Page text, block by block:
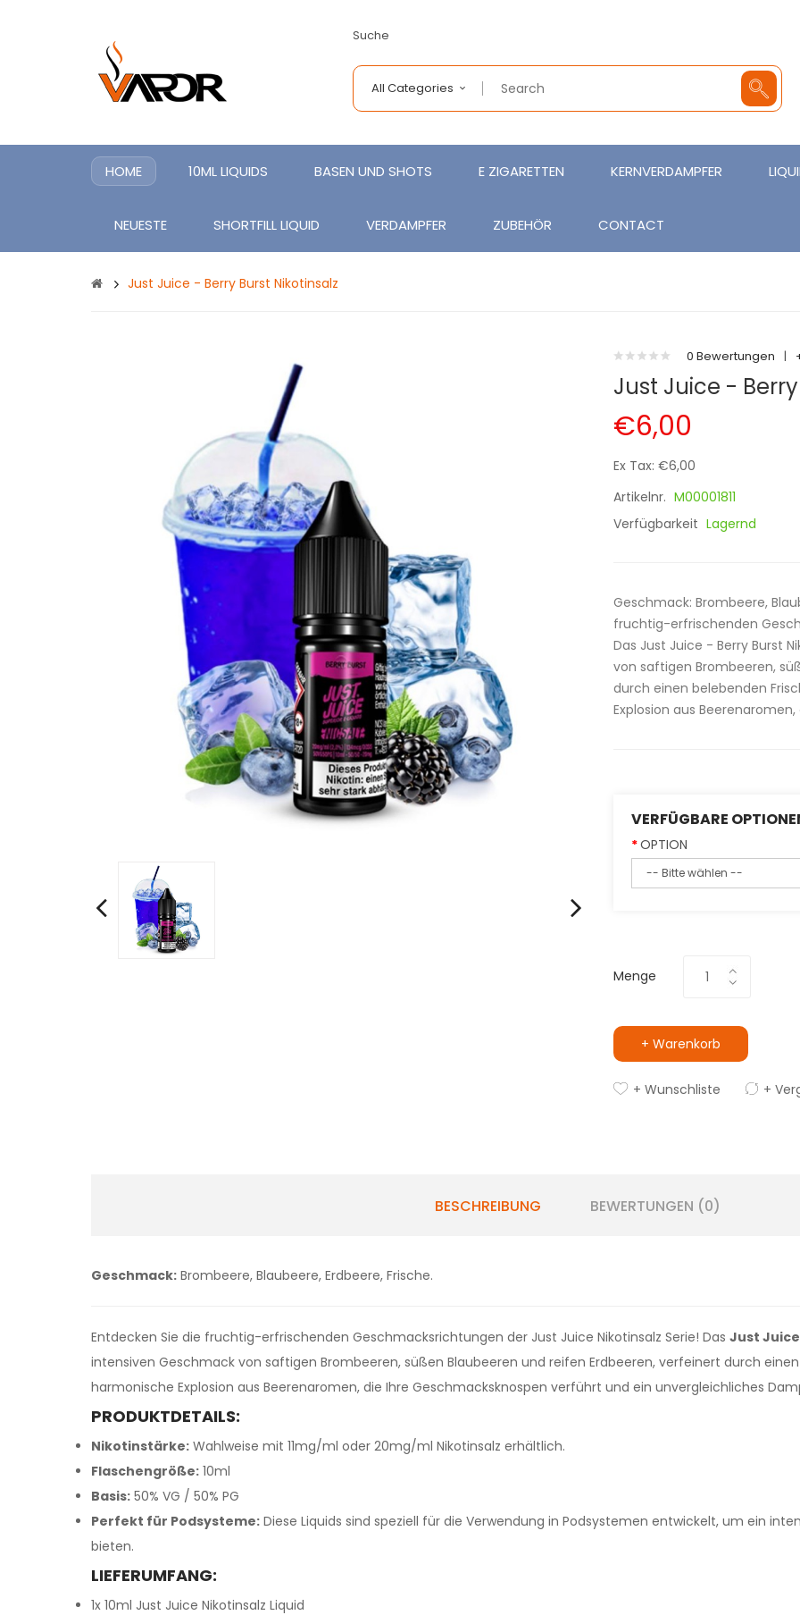
Suche
All Categories
HOME 10ML LIQUIDS BASEN UND SHOTS E ZIGARETTEN KERNVERDAMPFER
NEUESTE SHORTFILL LIQUID VERDAMPFER ZUBEHÖR CONTACT
Just Juice - Berry Burst Nikotinsalz
0 Bewertungen |
Just Juice -
€6,00
Ex Tax: €6,00
Artikelnr. M00001811
Verfügbarkeit Lagernd
Geschmack: Brombeere,
fruchtig-erfrischenden
Das Just Juice - Berry Burst
von saftigen Brombeeren,
durch einen belebenden
Explosion aus Beerenaromen,
VERFÜGBARE
OPTION
Menge
+ Warenkorb
+ Wunschliste +
BESCHREIBUNG BEWERTUNGEN (0)
Geschmack: Brombeere, Blaubeere, Erdbeere, Frische.
Entdecken Sie die fruchtig-erfrischenden Geschmacksrichtungen der Just Juice Nikotinsalz Serie! Das Just
intensiven Geschmack von saftigen Brombeeren, süßen Blaubeeren und reifen Erdbeeren, verfeinert durch
harmonische Explosion aus Beerenaromen, die Ihre Geschmacksknospen verführt und ein unvergleichliches
PRODUKTDETAILS:
Nikotinstärke: Wahlweise mit 11mg/ml oder 20mg/ml Nikotinsalz erhältlich.
Flaschengröße: 10ml
Basis: 50% VG / 50% PG
Perfekt für Podsysteme: Diese Liquids sind speziell für die Verwendung in Podsystemen entwickelt, um ein
bieten.
LIEFERUMFANG:
1x 10ml Just Juice Nikotinsalz Liquid